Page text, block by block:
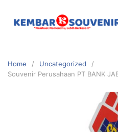
Home
Uncategorized
Souvenir Perusahaan PT BANK